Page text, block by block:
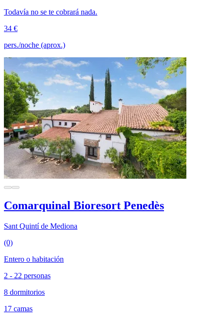
Todavía no se te cobrará nada.
34 €
pers./noche (aprox.)
Comarquinal Bioresort Penedès
Sant Quintí de Mediona
(0)
Entero o habitación
2 - 22 personas
8 dormitorios
17 camas